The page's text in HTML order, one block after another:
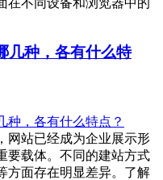
在不同设备和浏览器中的
几种，各有什么特
网站已经成为企业展示形
要载体。不同的建站方式
方面存在明显差异。了解